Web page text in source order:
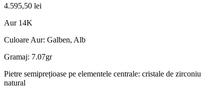
4.595,50 lei
Aur 14K
Culoare Aur: Galben, Alb
Gramaj: 7.07gr
Pietre semiprețioase pe elementele centrale: cristale de zirconiu
natural